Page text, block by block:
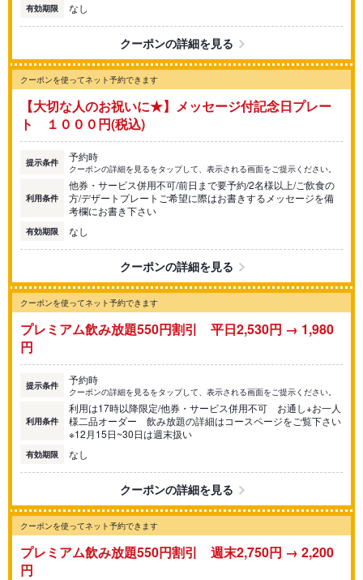
有効期限 なし
クーポンの詳細を見る
クーポンを使ってネット予約できます
【大切な人のお祝いに★】メッセージ付記念日プレー
ト １０００円(税込)
提示条件 予約時
クーポンの詳細を見るをタップして、表示される画面をご提示ください。
利用条件
他券・サービス併用不可/前日まで要予約/2名様以上/ご飲食の
方/デザートプレートご希望に際はお書きするメッセージを備
考欄にお書き下さい
有効期限 なし
クーポンの詳細を見る
クーポンを使ってネット予約できます
プレミアム飲み放題550円割引 平日2,530円 → 1,980
円
提示条件 予約時
クーポンの詳細を見るをタップして、表示される画面をご提示ください。
利用条件
利用は17時以降限定/他券・サービス併用不可 お通し+お一人
様二品オーダー 飲み放題の詳細はコースページをご覧下さい
※12月15日~30日は週末扱い
有効期限 なし
クーポンの詳細を見る
クーポンを使ってネット予約できます
プレミアム飲み放題550円割引 週末2,750円 → 2,200
円